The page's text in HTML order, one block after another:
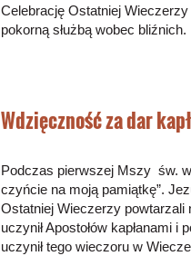
Celebrację Ostatniej Wieczerzy
pokorną służbą wobec bliźnich.
Wdzięczność za dar
Podczas pierwszej Mszy św.
czyńcie na moją pamiątkę”.
Ostatniej Wieczerzy powtarzali
uczynił Apostołów kapłanami i
uczynił tego wieczoru w